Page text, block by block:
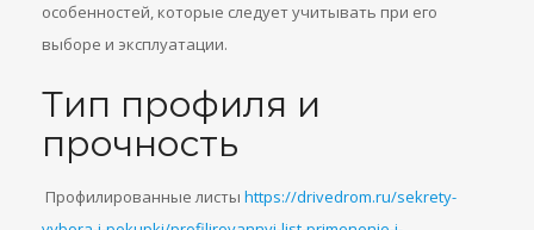
особенностей, которые следует учитывать при его
выборе и эксплуатации.
Тип профиля и
прочность
Профилированные листы https://drivedrom.ru/sekrety-